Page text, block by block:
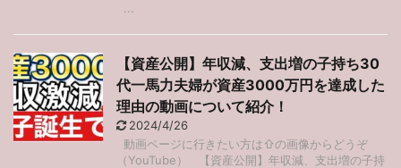
...
【資産公開】年収減、支出増の子持ち30
代一馬力夫婦が資産3000万円を達成した
理由の動画について紹介！
2024/4/26
動画ページに行きたい方は⇧の画像からどうぞ
（YouTube） 【資産公開】年収減、支出増の子持